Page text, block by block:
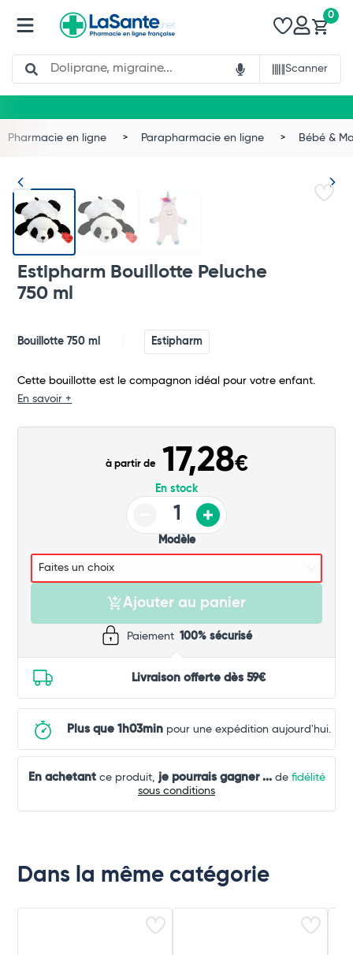
Search
Scanner
0
Pharmacie en ligne Parapharmacie en ligne Bébé &
Estipharm Bouillotte Peluche
750 ml
Bouillotte 750 ml Estipharm
Cette bouillotte est le compagnon idéal pour votre enfant.
En savoir +
à partir de 17,28€
En stock
Modèle
Ajouter au panier
Paiement 100% sécurisé
Livraison offerte dès 59€
Plus que 1h03minpour une expédition aujourd'hui.
En achetantce produit, je pourrais gagner ...de fidélité
sous conditions
Dans la même catégorie